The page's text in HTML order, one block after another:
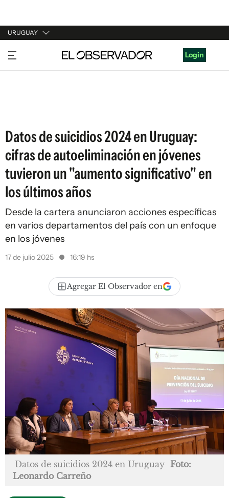
URUGUAY
URUGUAY
ARGENTINA
Login
Datos de suicidios 2024 en Uruguay:
cifras de autoeliminación en jóvenes
tuvieron un "aumento significativo" en
los últimos años
Desde la cartera anunciaron acciones específicas
en varios departamentos del país con un enfoque
en los jóvenes
17 de julio 2025 16:19 hs
Agregar El Observador en
Datos de suicidios 2024 en Uruguay Foto:
Leonardo Carreño